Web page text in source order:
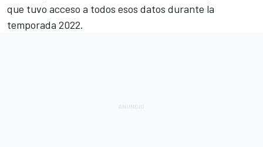
que tuvo acceso a todos esos datos durante la
temporada 2022.